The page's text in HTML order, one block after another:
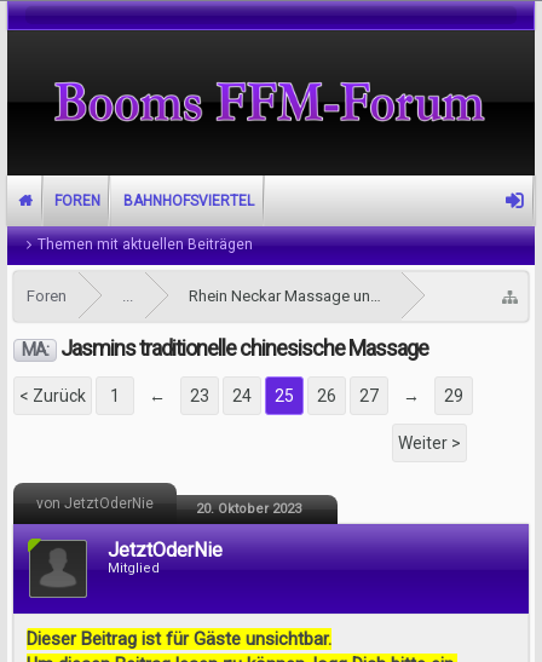
Foren ... Rhein Neckar Massage und Tantra Forum
MA: Jasmins traditionelle chinesische Massage
< Zurück 1 ← 23 24 25 26 27 → 29
Weiter >
von JetztOderNie 20. Oktober 2023
JetztOderNie
Mitglied
Dieser Beitrag ist für Gäste unsichtbar.
FOREN
Themen mit aktuellen Beiträgen
BAHNHOFSVIERTEL